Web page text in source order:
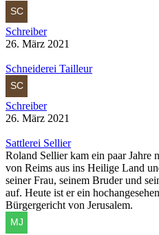
Schreiber
26. März 2021
Schneiderei Tailleur
Schreiber
26. März 2021
Sattlerei Sellier
Roland Sellier kam ein paar Jahre
von Reims aus ins Heilige Land
seiner Frau, seinem Bruder und
auf. Heute ist er ein
Bürgergericht von Jerusalem.